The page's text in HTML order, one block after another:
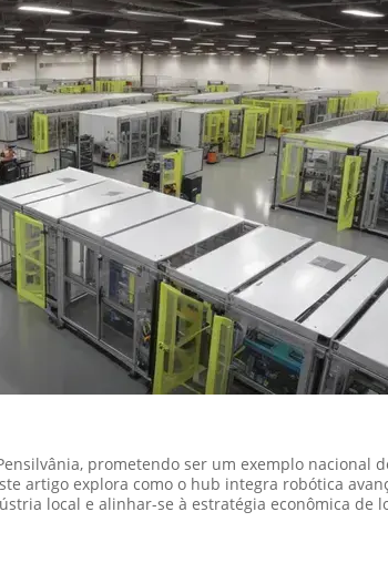
prometendo ser um exemplo nacional
artigo explora como o hub integra robótica
local e alinhar-se à estratégia econômica de